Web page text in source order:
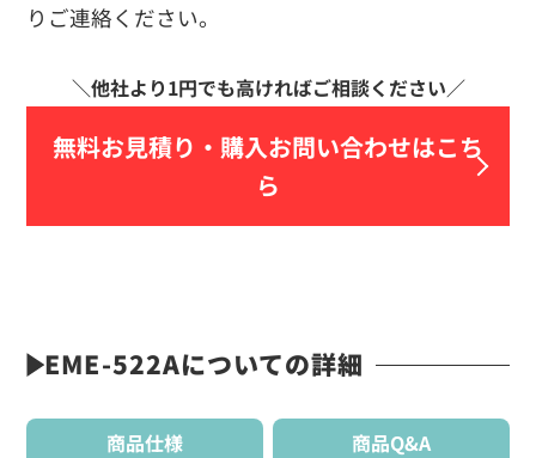
りご連絡ください。
無料お見積り・ 購入お問い合わせはこち
ら
EME-522Aについての詳細
商品仕様 商品Q&A